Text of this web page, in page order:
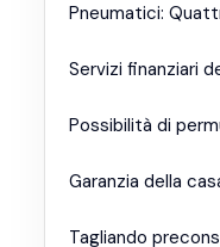
Pneumatici:
Servizi finanziari
Possibilità di
Garanzia della
Tagliando